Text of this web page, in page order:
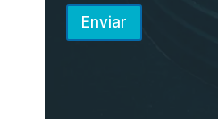
Enviar